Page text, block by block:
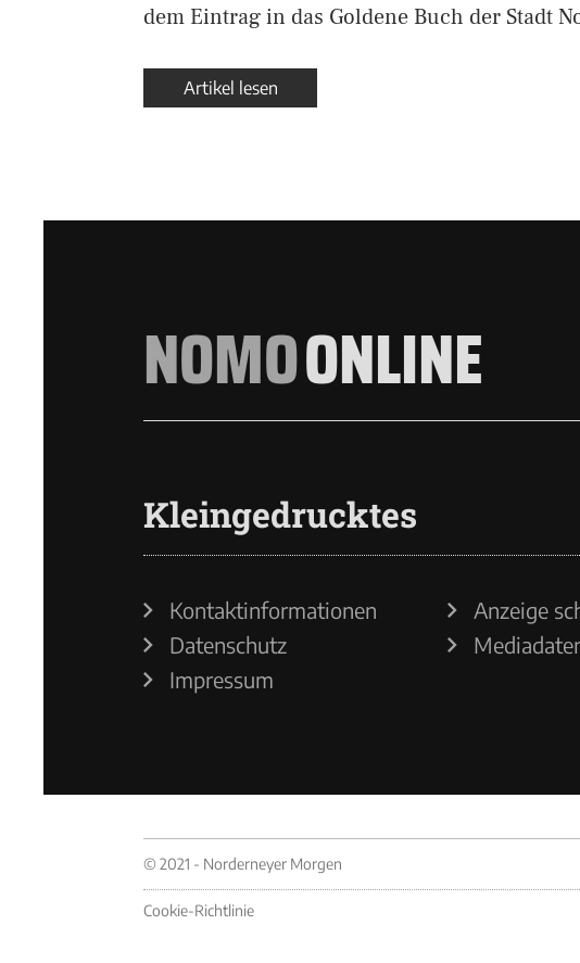
dem Eintrag in das Goldene Buch der Stadt
Artikel lesen
NOMOONLINE
Kleingedrucktes
Kontaktinformationen
Datenschutz
Impressum
Anzeige
© 2021 - Norderneyer Morgen
Cookie-Richtlinie